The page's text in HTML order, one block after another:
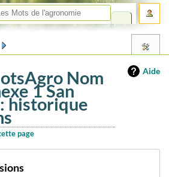
Aide
Nom
1 San
historique
page